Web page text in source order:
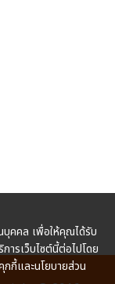
บุคคล เพื่อให้คุณได้รับ
ารเว็บไซต์นี้ต่อไปโดย
กี้และนโยบายส่วน